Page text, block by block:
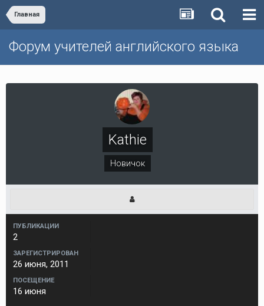
Главная
Форум учителей английского языка
Kathie
Новичок
ПУБЛИКАЦИИ
2
ЗАРЕГИСТРИРОВАН
26 июня, 2011
ПОСЕЩЕНИЕ
16 июня